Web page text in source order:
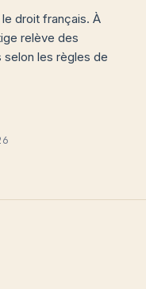
droit français. À
relève des
les règles de